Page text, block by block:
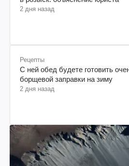
2 дня назад
Рецепты
С ней обед будете готовить
борщевой заправки на зиму
2 дня назад